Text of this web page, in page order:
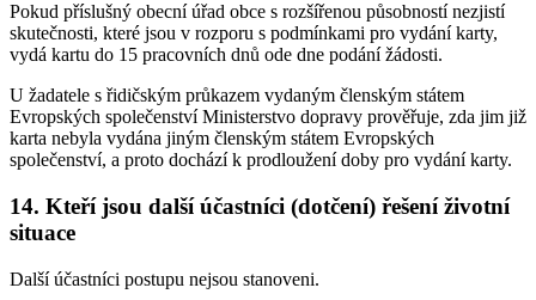
Pokud příslušný obecní úřad obce s rozšířenou působností nezjistí
skutečnosti, které jsou v rozporu s podmínkami pro vydání karty,
vydá kartu do 15 pracovních dnů ode dne podání žádosti.
U žadatele s řidičským průkazem vydaným členským státem
Evropských společenství Ministerstvo dopravy prověřuje, zda jim již
karta nebyla vydána jiným členským státem Evropských
společenství, a proto dochází k prodloužení doby pro vydání karty.
14. Kteří jsou další účastníci (dotčení) řešení životní
situace
Další účastníci postupu nejsou stanoveni.